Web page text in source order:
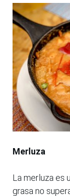
Merluza
La merluza es
grasa no